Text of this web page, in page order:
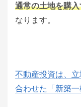
通常の土地を購
なります。
不動産投資は、
合わせた「新築